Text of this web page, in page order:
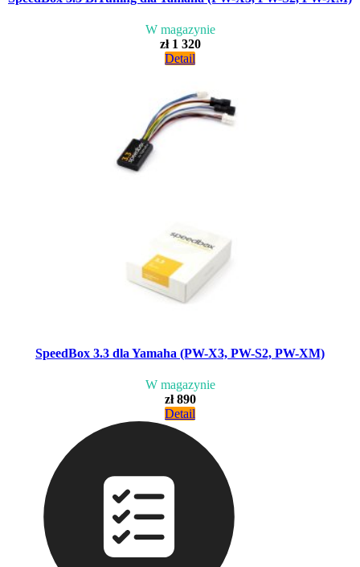
W magazynie
zł 1 320
Detail
SpeedBox 3.3 dla Yamaha (PW-X3, PW-S2, PW-XM)
W magazynie
zł 890
Detail